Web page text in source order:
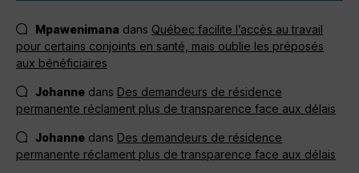
Mpawenimana dans Québec facilite l’accès au travail
pour certains conjoints en santé, mais oublie les préposés
aux bénéficiaires
Johanne dans Des demandeurs de résidence
permanente réclament plus de transparence face aux délais
Johanne dans Des demandeurs de résidence
permanente réclament plus de transparence face aux délais